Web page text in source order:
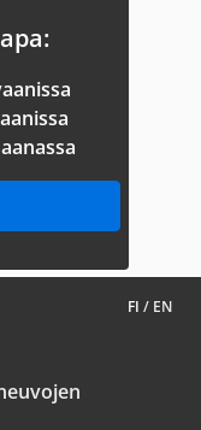
FI / EN